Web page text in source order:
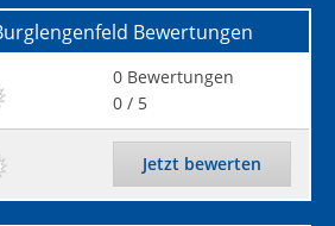
Bewertungen
0 Bewertungen
0 / 5
Jetzt bewerten